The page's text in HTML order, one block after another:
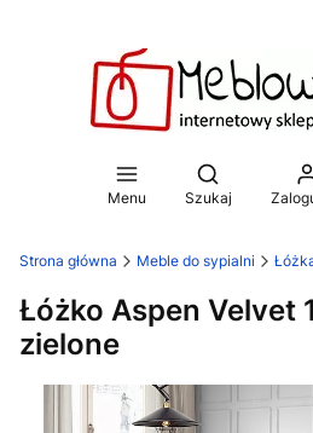
Menu
Otwórz
Szukaj
Strona główna Meble do sypialni
Łóżko Aspen Velvet
zielone